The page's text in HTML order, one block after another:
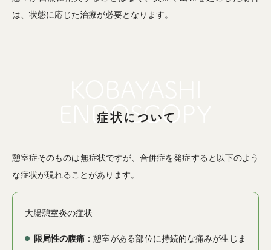
は、状態に応じた治療が必要となります。
症状について
憩室症そのものは無症状ですが、合併症を発症すると以下のよう
な症状が現れることがあります。
大腸憩室炎の症状
限局性の腹痛 ：憩室がある部位に持続的な痛みが生じま